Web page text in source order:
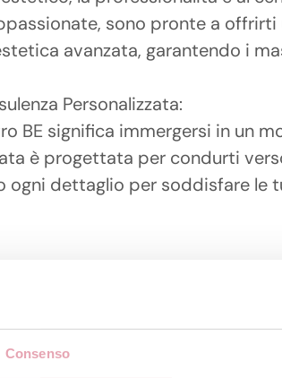
Consenso
sono pronte a
avanzata, garantendo i
Personalizzata:
BE significa immergersi in un
è progettata per condurti
ogni dettaglio per soddisfare le